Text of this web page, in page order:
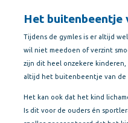
Het buitenbeentje
Tijdens de gymles is er altijd
wil niet meedoen of verzint
zijn dit heel onzekere
altijd het buitenbeentje van de
Het kan ook dat het kind
Is dit voor de ouders én